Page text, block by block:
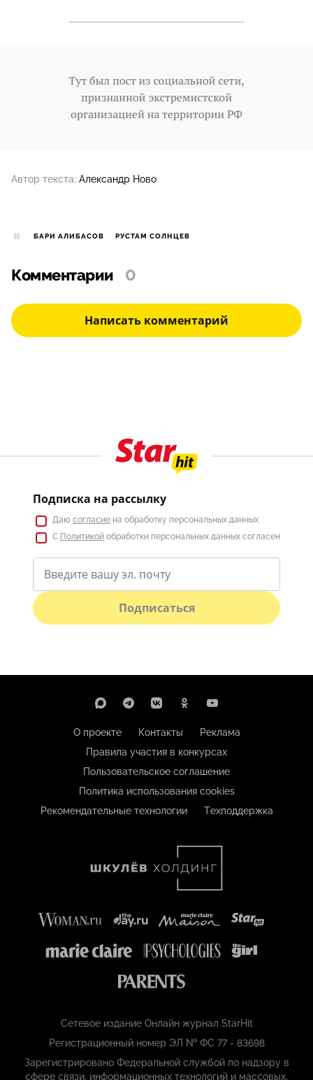
Автор текста: Александр Ново
БАРИ АЛИБАСОВ РУСТАМ СОЛНЦЕВ
Комментарии 0
Написать комментарий
Подписка на рассылку
Даю согласие на обработку персональных данных
С Политикой обработки персональных данных согласен
Подписаться
О проекте Контакты
Реклама
Правила участия в конкурсах
Пользовательское соглашение
Политика использования cookies
Рекомендательные технологии
Техподдержка
Сетевое издание Онлайн журнал StarHit
Регистрационный номер ЭЛ № ФС 77 - 83698
Зарегистрировано Федеральной службой по надзору в
сфере связи, информационных технологий и массовых,